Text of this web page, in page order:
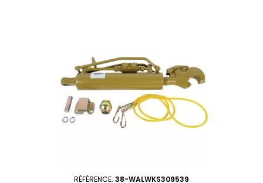
RÉFÉRENCE: 38-WALWKS309539